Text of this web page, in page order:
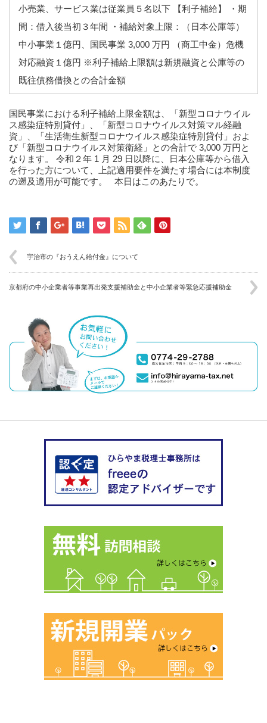
小売業、サービス業は従業員５名以下 【利子補給】 ・期
間：借入後当初３年間 ・補給対象上限：（日本公庫等）
中小事業１億円、国民事業 3,000 万円 （商工中金）危機
対応融資１億円 ※利子補給上限額は新規融資と公庫等の
既往債務借換との合計金額
国民事業における利子補給上限金額は、「新型コロナウイル
ス感染症特別貸付」、「新型コロナウイルス対策マル経融
資」、「生活衛生新型コロナウイルス感染症特別貸付」およ
び「新型コロナウイルス対策衛経」との合計で 3,000 万円と
なります。 令和２年 1 月 29 日以降に、日本公庫等から借入
を行った方について、上記適用要件を満たす場合には本制度
の遡及適用が可能です。 本日はこのあたりで。
宇治市の『おうえん給付金』について
京都府の中小企業者等事業再出発支援補助金と中小企業者等緊急応援補助金